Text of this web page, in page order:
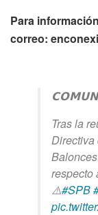
Para
correo:
Tras la
Directiva
respecto
⚠️#SPB